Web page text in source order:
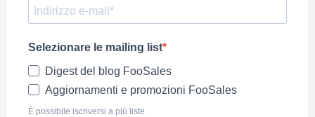
Selezionare le mailing list
Digest del blog FooSales
Aggiornamenti e promozioni FooSales
È possibile iscriversi a più liste.